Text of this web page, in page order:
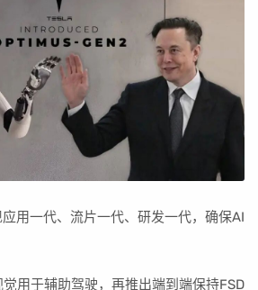
用一代、流片一代、研发一代，确保AI
用于辅助驾驶，再推出端到端保持FSD